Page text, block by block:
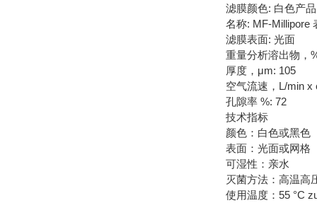
滤膜颜色: 白色产品
名称: MF-Millipore
滤膜表面: 光面
重量分析溶出物，
厚度，μm: 105
空气流速，L/min x
孔隙率 %: 72
技术指标
颜色：白色或黑色
表面：光面或网格
可湿性：亲水
灭菌方法：高温高
使用温度：55 °C